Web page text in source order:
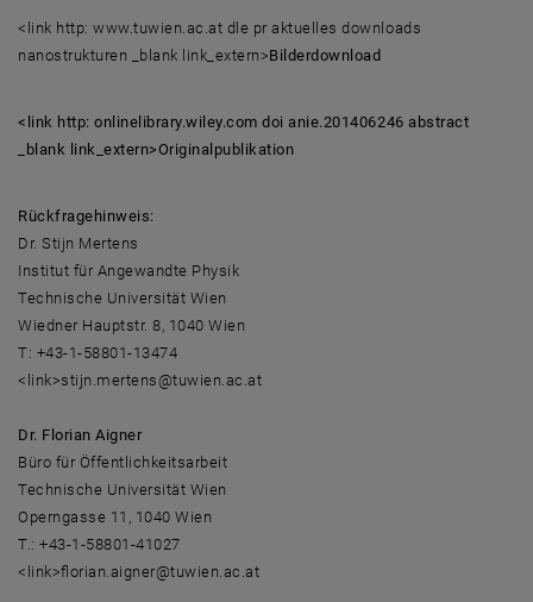
<link http: www.tuwien.ac.at dle pr aktuelles downloads
nanostrukturen _blank link_extern>Bilderdownload
<link http: onlinelibrary.wiley.com doi anie.201406246 abstract
_blank link_extern>Originalpublikation
Rückfragehinweis:
Dr. Stijn Mertens
Institut für Angewandte Physik
Technische Universität Wien
Wiedner Hauptstr. 8, 1040 Wien
T: +43-1-58801-13474
<link>stijn.mertens@tuwien.ac.at
Dr. Florian Aigner
Büro für Öffentlichkeitsarbeit
Technische Universität Wien
Operngasse 11, 1040 Wien
T.: +43-1-58801-41027
<link>florian.aigner@tuwien.ac.at